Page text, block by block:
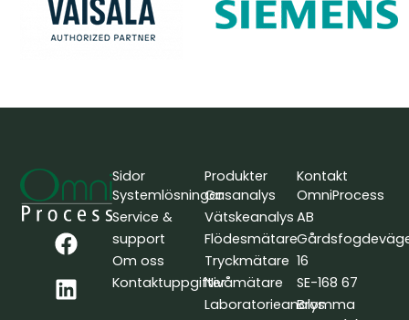
F
a
c
e
L
i
n
k
Y
o
u
t
Sidor
Systemlösningar
Service &
support
Om oss
Kontaktuppgifter
Produkter
Gasanalys
Vätskeanalys
Flödesmätare
Tryckmätare
Nivåmätare
Laboratorieanalys
Kontakt
OmniProcess
AB
16
SE-168 67
Bromma